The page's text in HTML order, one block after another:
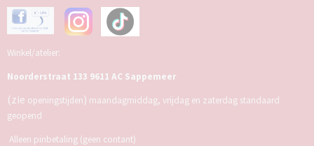
Winkel/atelier:
Noorderstraat 133 9611 AC Sappemeer
(zie openingstijden) maandagmiddag, vrijdag en zaterdag standaard
geopend
Alleen pinbetaling (geen contant)